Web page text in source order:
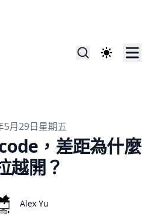
5月29日星期五
，差距為什麼
越開？
Name
Alex Yu